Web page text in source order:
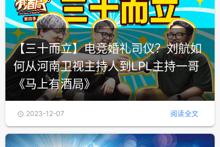
【三十而立】电竞婚礼司仪？刘航如
何从河南卫视主持人到LPL主持一哥
《马上有酒局》
 2023-12-07 阅读全文